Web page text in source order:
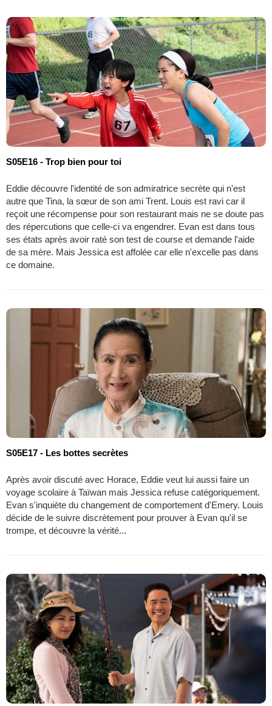
S05E16 - Trop bien pour toi
Eddie découvre l'identité de son admiratrice secrète qui n'est
autre que Tina, la sœur de son ami Trent. Louis est ravi car il
reçoit une récompense pour son restaurant mais ne se doute pas
des répercutions que celle-ci va engendrer. Evan est dans tous
ses états après avoir raté son test de course et demande l'aide
de sa mère. Mais Jessica est affolée car elle n'excelle pas dans
ce domaine.
S05E17 - Les bottes secrètes
Après avoir discuté avec Horace, Eddie veut lui aussi faire un
voyage scolaire à Taïwan mais Jessica refuse catégoriquement.
Evan s'inquiète du changement de comportement d'Emery. Louis
décide de le suivre discrètement pour prouver à Evan qu'il se
trompe, et découvre la vérité...